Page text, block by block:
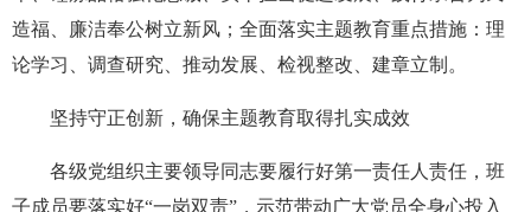
造福、廉洁奉公树立新风；全面落实主题教育重点措施：理
论学习、调查研究、推动发展、检视整改、建章立制。
坚持守正创新，确保主题教育取得扎实成效
各级党组织主要领导同志要履行好第一责任人责任，班
子成员要落实好“一岗双责”，示范带动广大党员全身心投入